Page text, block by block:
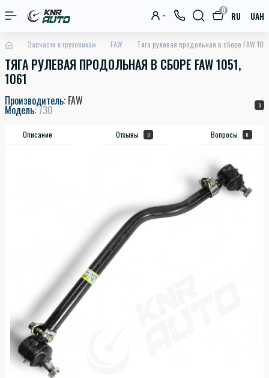
0 RU UAH
Запчасти к грузовикам FAW Тяга рулевая продольная в сборе FAW
ТЯГА РУЛЕВАЯ ПРОДОЛЬНАЯ В СБОРЕ FAW 1051,
1061
Производитель: FAW
Модель:730 0
Описание Отзывы 0 Вопросы 0